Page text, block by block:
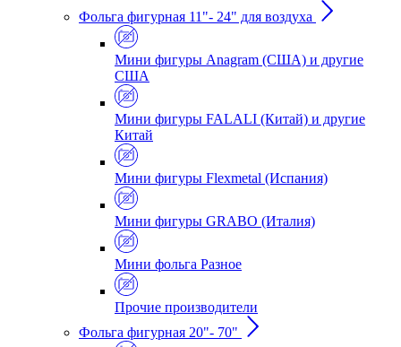
Фольга фигурная 11"- 24" для воздуха
Мини фигуры Anagram (США) и другие
США
Мини фигуры FALALI (Китай) и другие
Китай
Мини фигуры Flexmetal (Испания)
Мини фигуры GRABO (Италия)
Мини фольга Разное
Прочие производители
Фольга фигурная 20"- 70"